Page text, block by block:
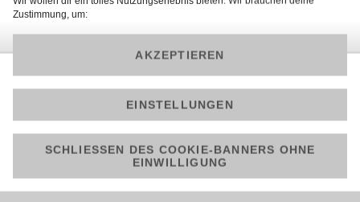
© 2026 ProSiebenSat.1 PULS 4 GmbH
Am besten läuft Joyn in der App!